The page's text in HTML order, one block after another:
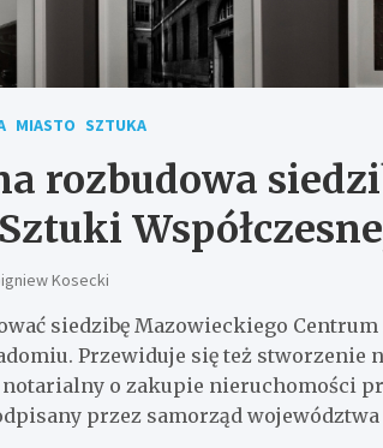
MIASTO SZTUKA
rozbudowa
Kosecki
siedzibę Mazowieckiego
Przewiduje się też
notarialny o zakupie nieruchomości
przez samorząd